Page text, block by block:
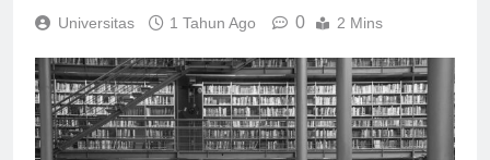
Universitas 1 Tahun Ago 0 2 Mins